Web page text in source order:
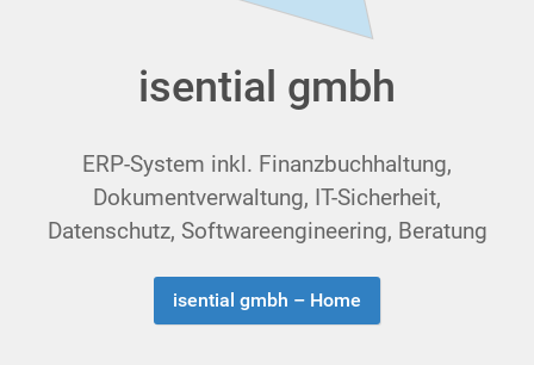
isential gmbh
ERP-System inkl. Finanzbuchhaltung,
Dokumentverwaltung, IT-Sicherheit,
Datenschutz, Soft­ware­en­gi­nee­ring, Beratung
isential gmbh – Home